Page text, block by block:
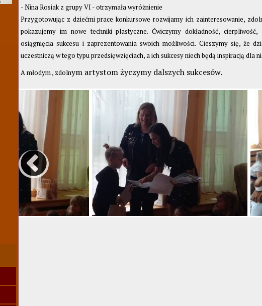
- Nina Rosiak z grupy VI - otrzymała wyróżnienie
Przygotowując z dziećmi prace konkursowe rozwijamy ich zainteresowanie,
pokazujemy im nowe techniki plastyczne. Ćwiczymy dokładność,
osiągnięcia sukcesu i zaprezentowania swoich możliwości. Cieszymy się, że
uczestniczą w tego typu przedsięwzięciach, a ich sukcesy niech będą inspiracją dla
A młodym , zdolnym artystom życzymy dalszych sukcesów.